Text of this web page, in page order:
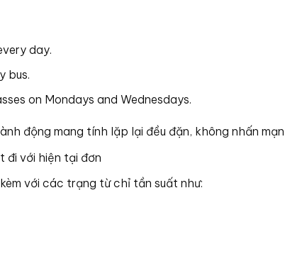
day.
bus.
on Mondays and Wednesdays.
động mang tính lặp lại đều đặn, không nhấn
đi với hiện tại đơn
với các trạng từ chỉ tần suất như: